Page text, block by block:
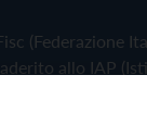
(Federazione
allo IAP